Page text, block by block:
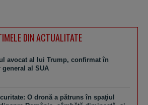
DIN ACTUALITATE
avocat al lui Trump, confirmat în
al SUA
O dronă a pătruns în spaţiul